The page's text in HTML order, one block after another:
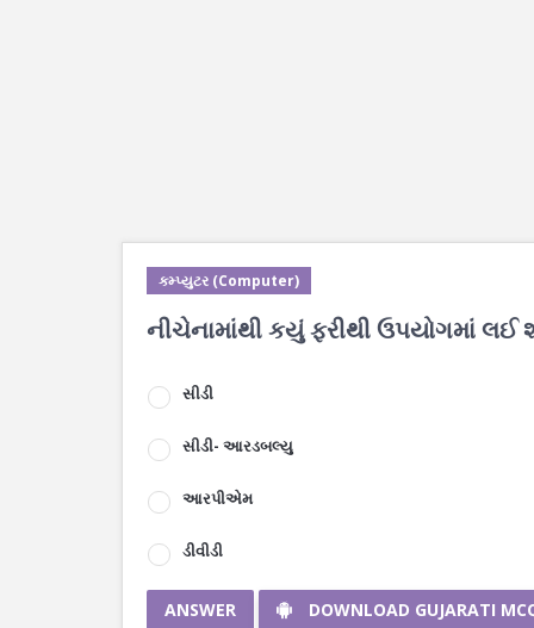
કમ્પ્યુટર (Computer)
નીચેનામાંથી કયું ફરીથી ઉપયોગમાં
સીડી
સીડી- આરડબલ્યુ
આરપીએમ
ડીવીડી
ANSWER DOWNLOAD GUJARATI